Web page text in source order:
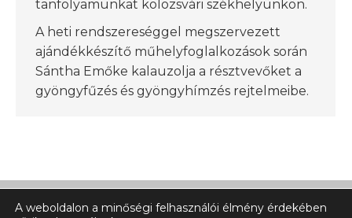
tanfolyamunkat kolozsvári székhelyünkön.
A heti rendszereséggel megszervezett
ajándékkészítő műhelyfoglalkozások során
Sántha Emőke kalauzolja a résztvevőket a
gyöngyfűzés és gyöngyhímzés rejtelmeibe.
A weboldalon a minőségi felhasználói élmény érdekében